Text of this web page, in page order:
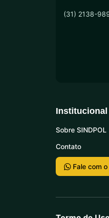
(31) 2138-
Institucional
Sobre SINDPOL
Contato
Fale com